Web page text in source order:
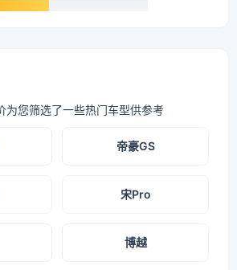
为您筛选了一些热门车型供参考
帝豪GS
宋Pro
博越